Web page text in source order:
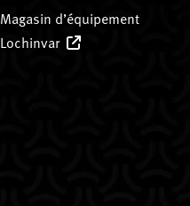
Magasin d’équipement
Lochinvar